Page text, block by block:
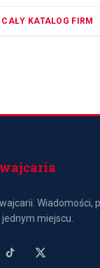
CAŁY KATALOG FIRM
Wiadomości,
miejscu.